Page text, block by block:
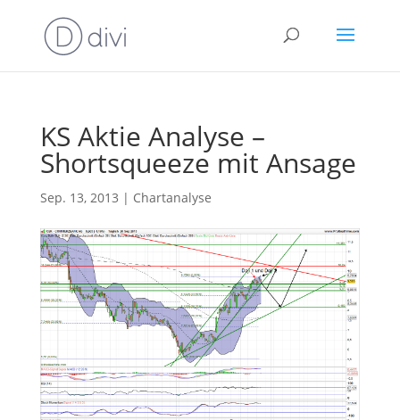
KS Aktie Analyse –
Shortsqueeze mit Ansage
Sep. 13, 2013 | Chartanalyse